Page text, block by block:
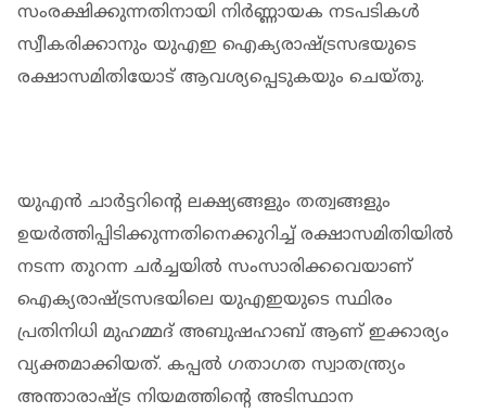
സംരക്ഷിക്കുന്നതിനായി നിർണ്ണായക നടപടികൾ
സ്വീകരിക്കാനും യുഎഇ ഐക്യരാഷ്ട്രസഭയുടെ
രക്ഷാസമിതിയോട് ആവശ്യപ്പെടുകയും ചെയ്തു.
യുഎൻ ചാർട്ടറിന്റെ ലക്ഷ്യങ്ങളും തത്വങ്ങളും
ഉയർത്തിപ്പിടിക്കുന്നതിനെക്കുറിച്ച് രക്ഷാസമിതിയിൽ
നടന്ന തുറന്ന ചർച്ചയിൽ സംസാരിക്കവെയാണ്
ഐക്യരാഷ്ട്രസഭയിലെ യുഎഇയുടെ സ്ഥിരം
പ്രതിനിധി മുഹമ്മദ് അബുഷഹാബ് ആണ് ഇക്കാര്യം
വ്യക്തമാക്കിയത്. കപ്പൽ ഗതാഗത സ്വാതന്ത്ര്യം
അന്താരാഷ്ട്ര നിയമത്തിന്റെ അടിസ്ഥാന